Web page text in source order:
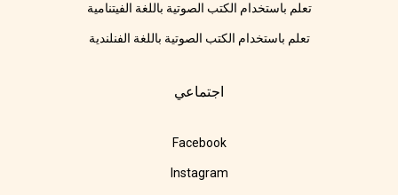
تعلم باستخدام الكتب الصوتية باللغة الفيتنامية
تعلم باستخدام الكتب الصوتية باللغة الفنلندية
اجتماعي
Facebook
Instagram